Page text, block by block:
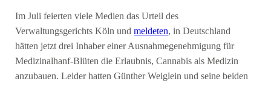
Im Juli feierten viele Medien das Urteil des
Verwaltungsgerichts Köln undmeldeten, in Deutschland
hätten jetzt drei Inhaber einer Ausnahmegenehmigung für
Medizinalhanf-Blüten die Erlaubnis, Cannabis als Medizin
anzubauen. Leider hatten Günther Weiglein und seine beiden